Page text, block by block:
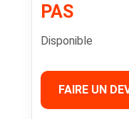
PAS
Disponible
FAIRE UN